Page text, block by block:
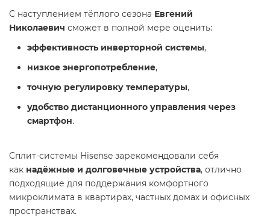
С наступлением тёплого сезона Евгений
Николаевич сможет в полной мере оценить:
эффективность инверторной системы,
низкое энергопотребление,
точную регулировку температуры,
удобство дистанционного управления через
смартфон.
Сплит-системы Hisense зарекомендовали себя
как надёжные и долговечные устройства, отлично
подходящие для поддержания комфортного
микроклимата в квартирах, частных домах и офисных
пространствах.